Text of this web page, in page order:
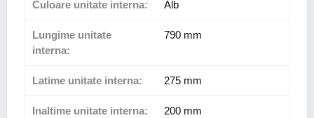
Culoare unitate interna: Alb
Lungime unitate
interna:
790 mm
Latime unitate interna: 275 mm
Inaltime unitate interna: 200 mm